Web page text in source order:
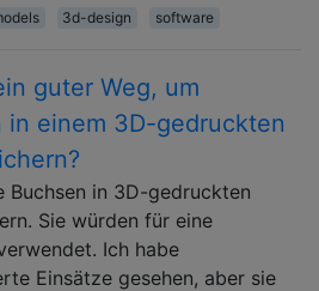
3d-design software
guter Weg, um
in einem 3D-gedruckten
Buchsen in 3D-gedruckten
Sie würden für eine
Ich habe
Einsätze gesehen, aber sie